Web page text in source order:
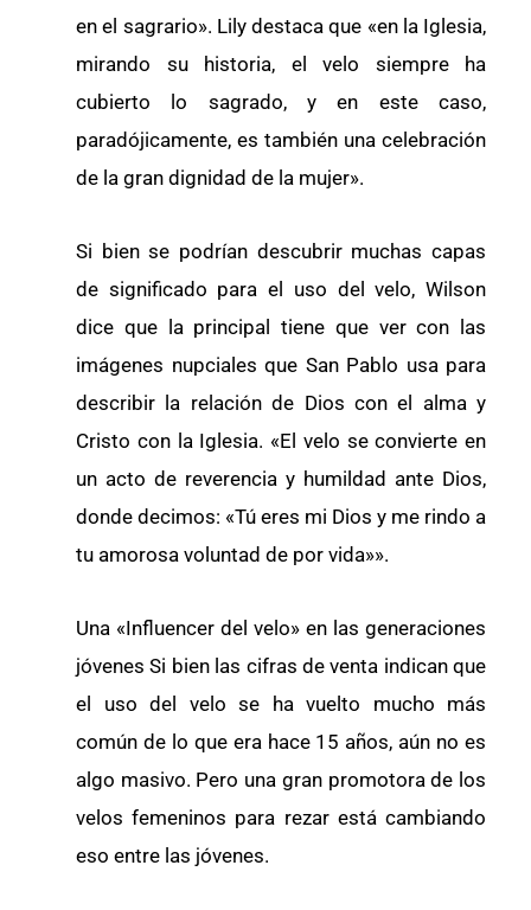
en el sagrario». Lily destaca que «en la Iglesia,
mirando su historia, el velo siempre ha
cubierto lo sagrado, y en este caso,
paradójicamente, es también una celebración
de la gran dignidad de la mujer».
Si bien se podrían descubrir muchas capas
de significado para el uso del velo, Wilson
dice que la principal tiene que ver con las
imágenes nupciales que San Pablo usa para
describir la relación de Dios con el alma y
Cristo con la Iglesia. «El velo se convierte en
un acto de reverencia y humildad ante Dios,
donde decimos: «Tú eres mi Dios y me rindo a
tu amorosa voluntad de por vida»».
Una «Influencer del velo» en las generaciones
jóvenes Si bien las cifras de venta indican que
el uso del velo se ha vuelto mucho más
común de lo que era hace 15 años, aún no es
algo masivo. Pero una gran promotora de los
velos femeninos para rezar está cambiando
eso entre las jóvenes.